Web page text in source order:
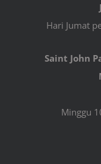
Hari Jumat
Saint John
Minggu